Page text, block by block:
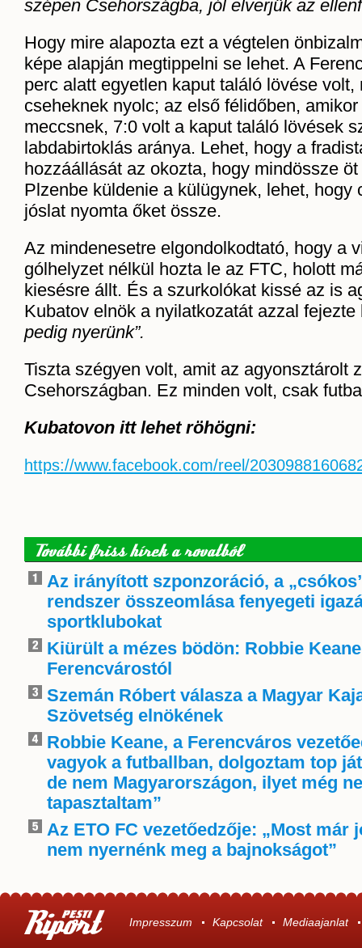
szépen Csehországba, jól elverjük az
Hogy mire alapozta ezt a végtelen
képe alapján megtippelni se lehet. A
perc alatt egyetlen kaput találó lövése volt,
cseheknek nyolc; az első félidőben,
meccsnek, 7:0 volt a kaput találó lövések
labdabirtoklás aránya. Lehet, hogy a
hozzáállását az okozta, hogy mindössze
Plzenbe küldenie a külügynek, lehet, hogy
jóslat nyomta őket össze.
Az mindenesetre elgondolkodtató, hogy a
gólhelyzet nélkül hozta le az FTC, holott
kiesésre állt. És a szurkolókat kissé az is
Kubatov elnök a nyilatkozatát azzal
pedig nyerünk”.
Tiszta szégyen volt, amit az agyonsztárolt
Csehországban. Ez minden volt, csak
Kubatovon itt lehet röhögni:
https://www.facebook.com/reel/
További friss hírek a rovatból
Az irányított szponzoráció, a
rendszer összeomlása fenyegeti
sportklubokat
Kiürült a mézes bödön: Robbie
Ferencvárostól
Szemán Róbert válasza a Magyar
Szövetség elnökének
Robbie Keane, a Ferencváros
vagyok a futballban, dolgoztam top
de nem Magyarországon, ilyet még
tapasztaltam”
Az ETO FC vezetőedzője: „Most már
nem nyernénk meg a bajnokságot”
Impresszum Kapcsolat Mediaajanlat